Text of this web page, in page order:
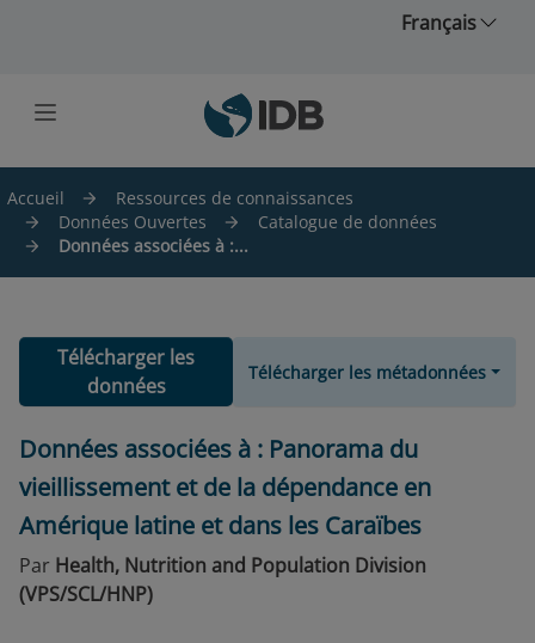
Français
Accueil
Ressources de connaissances
Données Ouvertes
Catalogue de données
Données associées à :...
Télécharger les
données
Télécharger les métadonnées
Données associées à : Panorama du
vieillissement et de la dépendance en
Amérique latine et dans les Caraïbes
Par Health, Nutrition and Population Division
(VPS/SCL/HNP)